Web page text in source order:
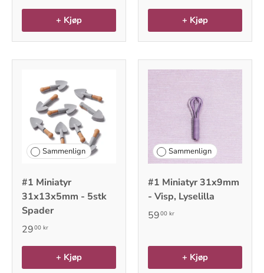
+ Kjøp + Kjøp
Sammenlign
#1 Miniatyr
31x13x5mm - 5stk
Spader
2900 kr
+ Kjøp
Sammenlign
#1 Miniatyr 31x9mm
- Visp, Lyselilla
5900 kr
+ Kjøp